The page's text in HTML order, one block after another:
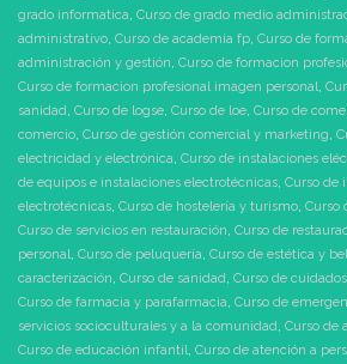
grado informatica, Curso de grado medio
administrativo, Curso de academia fp, Curso de
administración y gestión, Curso de formacion
Curso de formacion profesional imagen personal,
sanidad, Curso de logse, Curso de loe, Curso de
comercio, Curso de gestión comercial y marketing,
electricidad y electrónica, Curso de instalaciones
de equipos e instalaciones electrotécnicas, Curso de
electrotécnicas, Curso de hostelería y turismo, Curso
Curso de servicios en restauración, Curso de
personal, Curso de peluquería, Curso de estética y
caracterización, Curso de sanidad, Curso de
Curso de farmacia y parafarmacia, Curso de
servicios socioculturales y a la comunidad, Curso de
Curso de educación infantil, Curso de atención a